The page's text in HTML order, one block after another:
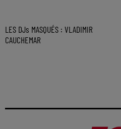
LES DJs MASQUÉS : VLADIMIR
CAUCHEMAR